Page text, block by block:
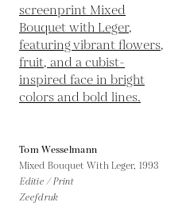
Tom Wesselmann
Mixed Bouquet With Leger, 1993
Editie / Print
Zeefdruk